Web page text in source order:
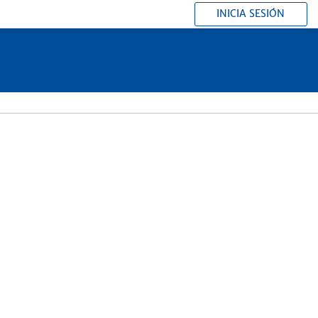
INICIA SESIÓN